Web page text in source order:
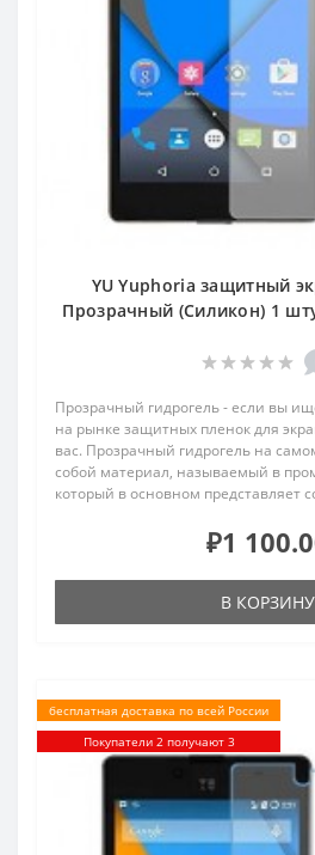
YU Yuphoria защитный
Прозрачный (Силикон) 1
Прозрачный гидрогель - если вы
на рынке защитных пленок для
вас. Прозрачный гидрогель на
собой материал, называемый в
который в основном представляет
₽1
В КОРЗИНУ
бесплатная доставка по всей России
Покупатели 2 получают 3